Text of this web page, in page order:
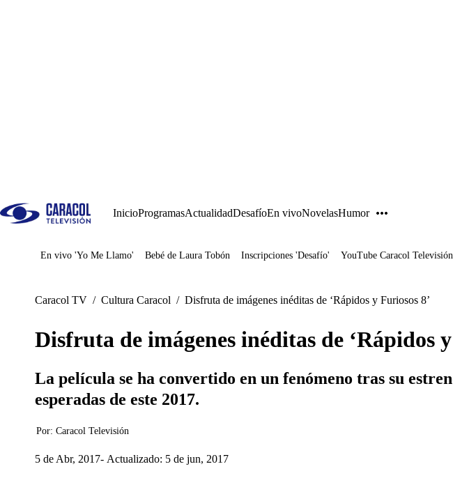
InicioProgramasActualidadDesafíoEn vivoNovelasHumor
Juegos
En vivo 'Yo Me Llamo' Bebé de Laura Tobón Inscripciones 'Desafío' YouTube Caracol Televisión
Caracol TV / Cultura Caracol / Disfruta de imágenes inéditas de ‘Rápidos y Furiosos 8’
Disfruta de imágenes inéditas de ‘Rápidos
La película se ha convertido en un fenómeno tras su
esperadas de este 2017.
Por: Caracol Televisión
5 de Abr, 2017 Actualizado: 5 de jun, 2017